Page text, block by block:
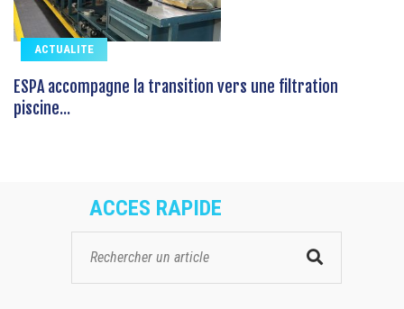
ACTUALITE
ESPA accompagne la transition vers une filtration
piscine...
ACCES RAPIDE